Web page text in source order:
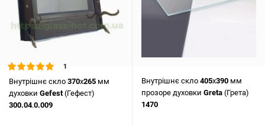
1
Внутрішнє скло 370x265 мм
духовки Gefest(Гефест)
300.04.0.009
Внутрішнє скло 405х390 мм
прозоре духовки Greta (Грета)
1470